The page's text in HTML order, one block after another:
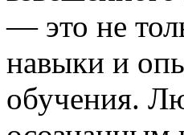
— это не
навыки и
обучения.